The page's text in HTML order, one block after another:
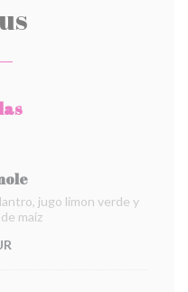
jugo limon verde y
maiz